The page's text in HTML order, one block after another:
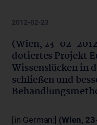
2012-02-23
(Wien, 23-02-
dotiertes Projekt
Wissenslücken in
schließen und
[in German:] (Wien,